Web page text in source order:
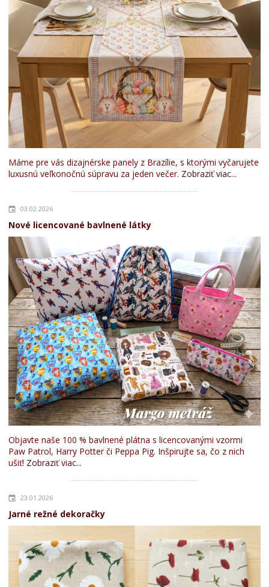
Máme pre vás dizajnérske panely z Brazílie, s ktorými vyčarujete
luxusnú veľkonočnú súpravu za jeden večer. Zobraziť viac...
03.02.2026
Nové licencované bavlnené látky
Objavte naše 100 % bavlnené plátna s licencovanými vzormi
Paw Patrol, Harry Potter či Peppa Pig. Inšpirujte sa, čo z nich
ušiť! Zobraziť viac...
23.01.2026
Jarné režné dekoračky